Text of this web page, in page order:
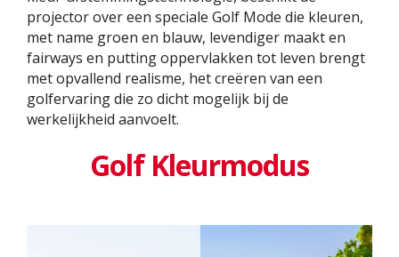
projector over een speciale Golf Mode die kleuren,
met name groen en blauw, levendiger maakt en
fairways en putting oppervlakken tot leven brengt
met opvallend realisme, het creëren van een
golfervaring die zo dicht mogelijk bij de
werkelijkheid aanvoelt.
Golf Kleurmodus